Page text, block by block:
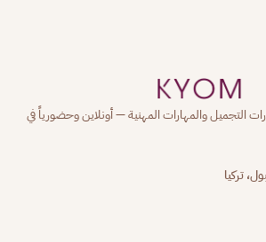
التجميل والمهارات المهنية — أونلاين وحضورياً في
تركيا